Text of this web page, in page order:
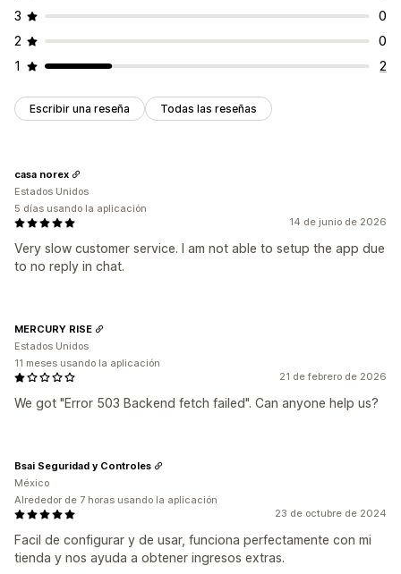
3
0
2
0
1
2
Escribir una reseña Todas las reseñas
14 de junio de 2026
Very slow customer service. I am not able to setup the app due
to no reply in chat.
casa norex
Estados Unidos
5 días usando la aplicación
21 de febrero de 2026
We got "Error 503 Backend fetch failed". Can anyone help us?
MERCURY RISE
Estados Unidos
11 meses usando la aplicación
23 de octubre de 2024
Facil de configurar y de usar, funciona perfectamente con mi
tienda y nos ayuda a obtener ingresos extras.
Bsai Seguridad y Controles
México
Alrededor de 7 horas usando la aplicación